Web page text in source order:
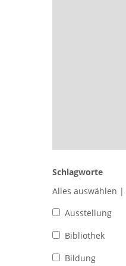
Schlagworte
Alles auswählen |
Ausstellung
Bibliothek
Bildung